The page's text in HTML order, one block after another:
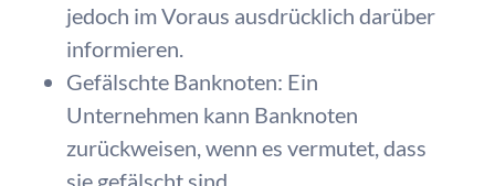
jedoch im Voraus ausdrücklich darüber
informieren.
Gefälschte Banknoten: Ein
Unternehmen kann Banknoten
zurückweisen, wenn es vermutet, dass
sie gefälscht sind.